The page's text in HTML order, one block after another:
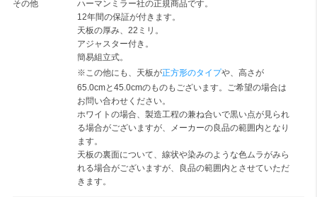
その他
ハーマンミラー社の正規商品です。
12年間の保証が付きます。
天板の厚み、22ミリ。
アジャスター付き。
簡易組立式。
※この他にも、天板が正方形のタイプや、高さが
65.0cmと45.0cmのものもございます。ご希望の場合は
お問い合わせください。
ホワイトの場合、製造工程の兼ね合いで黒い点が見られ
る場合がございますが、メーカーの良品の範囲内となり
ます。
天板の裏面について、線状や染みのような色ムラがみら
れる場合がございますが、良品の範囲内とさせていただ
きます。